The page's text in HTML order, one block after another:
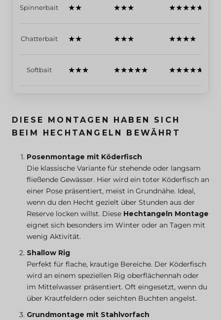
Spinnerbait ★★ ★★★ ★★★★★
Chatterbait ★★ ★★★ ★★★★
Softbait ★★★ ★★★★★ ★★★★★
DIESE MONTAGEN HABEN SICH
BEIM HECHTANGELN BEWÄHRT
Posenmontage mit Köderfisch
Die klassische Variante für stehende oder langsam
fließende Gewässer. Hier wird ein toter Köderfisch an
einer Pose präsentiert, meist in Grundnähe. Ideal,
wenn du den Hecht gezielt über Stunden aus der
Reserve locken willst. Diese Hechtangeln Montage
eignet sich besonders im Winter oder an Tagen mit
wenig Aktivität.
Shallow Rig
Perfekt für flache, krautige Bereiche. Der Köderfisch
wird an einem speziellen Rig oberflächennah oder
im Mittelwasser präsentiert. Oft eingesetzt, wenn du
über Krautfeldern oder seichten Buchten angelst.
Grundmontage mit Stahlvorfach